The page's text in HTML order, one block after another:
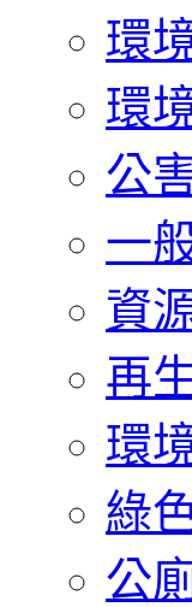
環
環
公
一
資
再
環
綠
公